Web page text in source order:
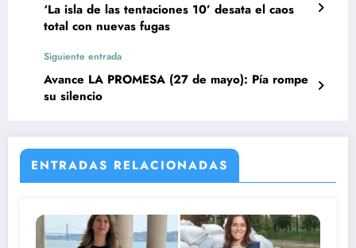
‘La isla de las tentaciones 10’ desata el caos
total con nuevas fugas
Siguiente entrada
Avance LA PROMESA (27 de mayo): Pía rompe
su silencio
ENTRADAS RELACIONADAS